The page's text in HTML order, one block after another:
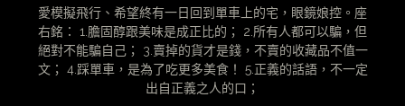
愛模擬飛行、希望終有一日回到單車上的宅，眼鏡娘控。座
右銘： 1.膽固醇跟美味是成正比的； 2.所有人都可以騙，但
絕對不能騙自己； 3.賣掉的貨才是錢，不賣的收藏品不值一
文； 4.踩單車，是為了吃更多美食！ 5.正義的話語，不一定
出自正義之人的口；